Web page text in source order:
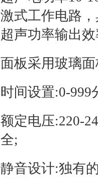
激式工作电路
超声功率输出
面板采用玻璃
时间设置:0-999
额定电压:220-
全;
静音设计:独有